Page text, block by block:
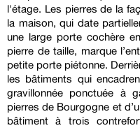
l'étage. Les pierres de la
la maison, qui date
une large porte cochère
pierre de taille, marque
petite porte piétonne.
les bâtiments qui
gravillonnée ponctuée à
pierres de Bourgogne et
bâtiment à trois